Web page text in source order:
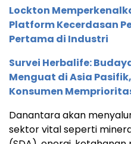
Lockton
Platform Kecerdasan
Pertama di Industri
Survei Herbalife:
Menguat di Asia
Konsumen
Danantara akan
sektor vital seperti